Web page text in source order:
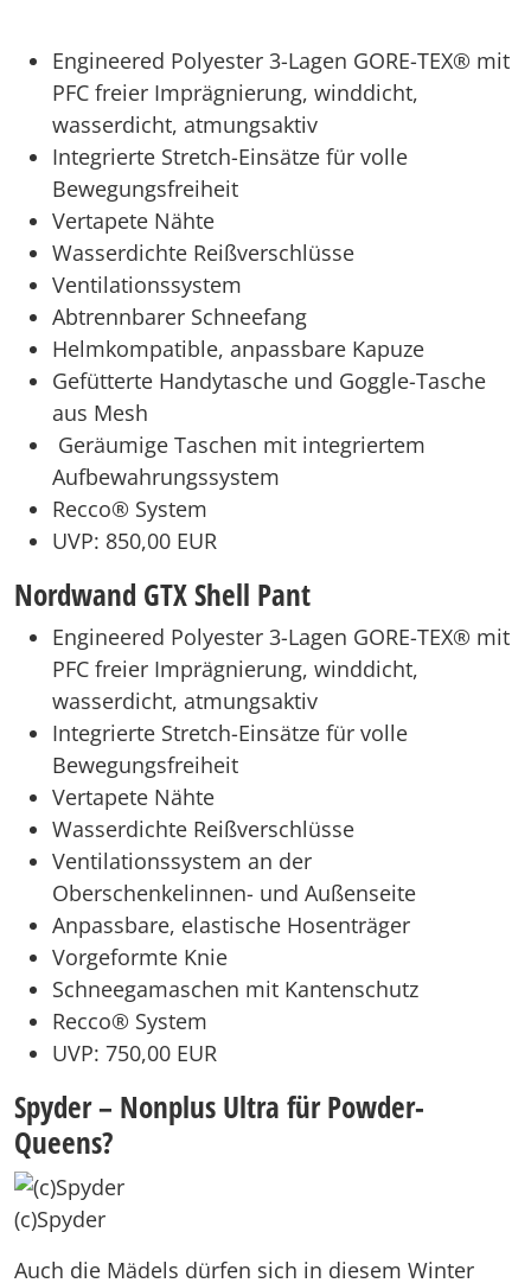
Engineered Polyester 3-Lagen GORE-TEX® mit
PFC freier Imprägnierung, winddicht,
wasserdicht, atmungsaktiv
Integrierte Stretch-Einsätze für volle
Bewegungsfreiheit
Vertapete Nähte
Wasserdichte Reißverschlüsse
Ventilationssystem
Abtrennbarer Schneefang
Helmkompatible, anpassbare Kapuze
Gefütterte Handytasche und Goggle-Tasche
aus Mesh
Geräumige Taschen mit integriertem
Aufbewahrungssystem
Recco® System
UVP: 850,00 EUR
Nordwand GTX Shell Pant
Engineered Polyester 3-Lagen GORE-TEX® mit
PFC freier Imprägnierung, winddicht,
wasserdicht, atmungsaktiv
Integrierte Stretch-Einsätze für volle
Bewegungsfreiheit
Vertapete Nähte
Wasserdichte Reißverschlüsse
Ventilationssystem an der
Oberschenkelinnen- und Außenseite
Anpassbare, elastische Hosenträger
Vorgeformte Knie
Schneegamaschen mit Kantenschutz
Recco® System
UVP: 750,00 EUR
Spyder – Nonplus Ultra für Powder-
Queens?
(c)Spyder
Auch die Mädels dürfen sich in diesem Winter